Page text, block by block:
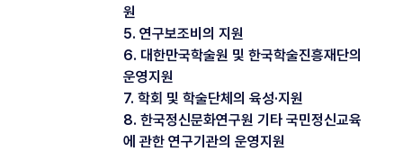
원
5. 연구보조비의 지원
6. 대한만국학술원 및 한국학술진흥재단의
운영지원
7. 학회 및 학술단체의 육성·지원
8. 한국정신문화연구원 기타 국민정신교육
에 관한 연구기관의 운영지원